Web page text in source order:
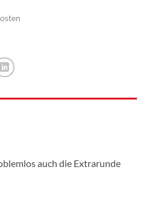
auch die Extrarunde